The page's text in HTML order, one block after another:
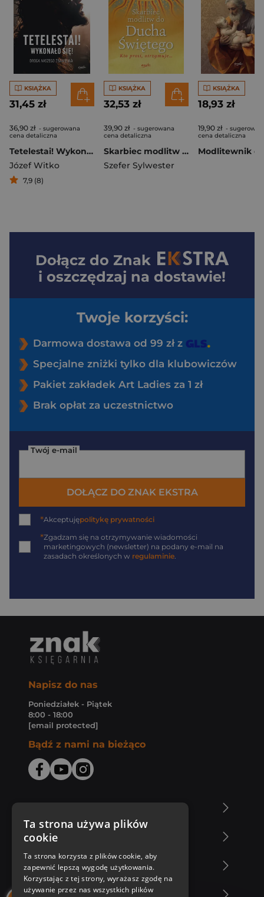
KSIĄŻKA
31,45 zł
36,90 zł - sugerowana
cena detaliczna
Tetelestai! Wykonało się!. Droga naszego zbawienia
Józef Witko
7,9 (8)
KSIĄŻKA
32,53 zł
39,90 zł - sugerowana
cena detaliczna
Skarbiec modlitw do Ducha Świętego wyd. 2026
Szefer Sylwester
KSIĄŻKA
18,93 zł
19,90 zł -
cena detaliczna
Dołącz do Znak
i oszczędzaj na dostawie!
Twoje korzyści:
Darmowa dostawa od 99 zł z
Specjalne zniżki tylko dla klubowiczów
Pakiet zakładek Art Ladies za 1 zł
Brak opłat za uczestnictwo
Twój e-mail
DOŁĄCZ DO ZNAK EKSTRA
*Akceptujępolitykę prywatności
*Zgadzam się na otrzymywanie wiadomości
marketingowych (newsletter) na podany e-mail na
zasadach określonych w regulaminie.
Napisz do nas
Poniedziałek - Piątek
8:00 - 18:00
[email protected]
Bądź z nami na bieżąco
Zakupy u nas
Nasza oferta
Ta strona używa plików
cookie
Ta strona korzysta z plików cookie, aby
zapewnić lepszą wygodę użytkowania.
Korzystając z tej strony, wyrażasz zgodę na
używanie przez nas wszystkich plików